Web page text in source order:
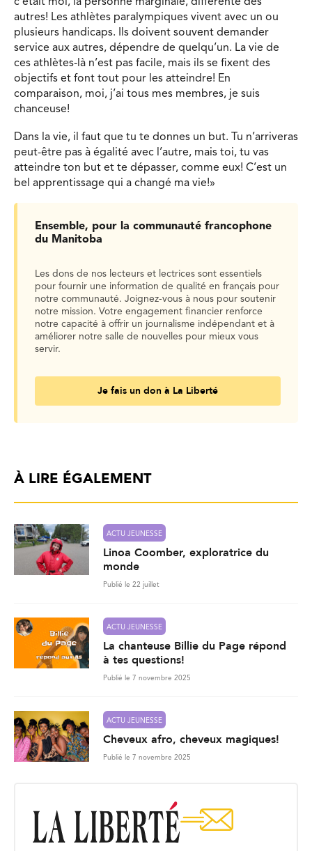
autres! Les athlètes paralympiques vivent avec un ou
plusieurs handicaps. Ils doivent souvent demander
service aux autres, dépendre de quelqu’un. La vie de
ces athlètes-là n’est pas facile, mais ils se fixent des
objectifs et font tout pour les atteindre! En
comparaison, moi, j’ai tous mes membres, je suis
chanceuse!
Dans la vie, il faut que tu te donnes un but. Tu n’arriveras
peut-être pas à égalité avec l’autre, mais toi, tu vas
atteindre ton but et te dépasser, comme eux! C’est un
bel apprentissage qui a changé ma vie!»
Ensemble, pour la communauté francophone
du Manitoba
Les dons de nos lecteurs et lectrices sont essentiels
pour fournir une information de qualité en français pour
notre communauté. Joignez-vous à nous pour soutenir
notre mission. Votre engagement financier renforce
notre capacité à offrir un journalisme indépendant et à
améliorer notre salle de nouvelles pour mieux vous
servir.
Je fais un don à La Liberté
À LIRE ÉGALEMENT
ACTU JEUNESSE
Linoa Coomber, exploratrice du
monde
Publié le 22 juillet
ACTU JEUNESSE
La chanteuse Billie du Page répond
à tes questions!
Publié le 7 novembre 2025
ACTU JEUNESSE
Cheveux afro, cheveux magiques!
Publié le 7 novembre 2025